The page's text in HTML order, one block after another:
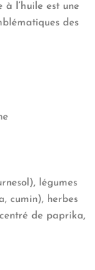
à l’huile est une
des
légumes
cumin), herbes
de paprika,